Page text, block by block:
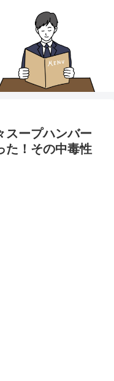
スープハンバー
た！その中毒性